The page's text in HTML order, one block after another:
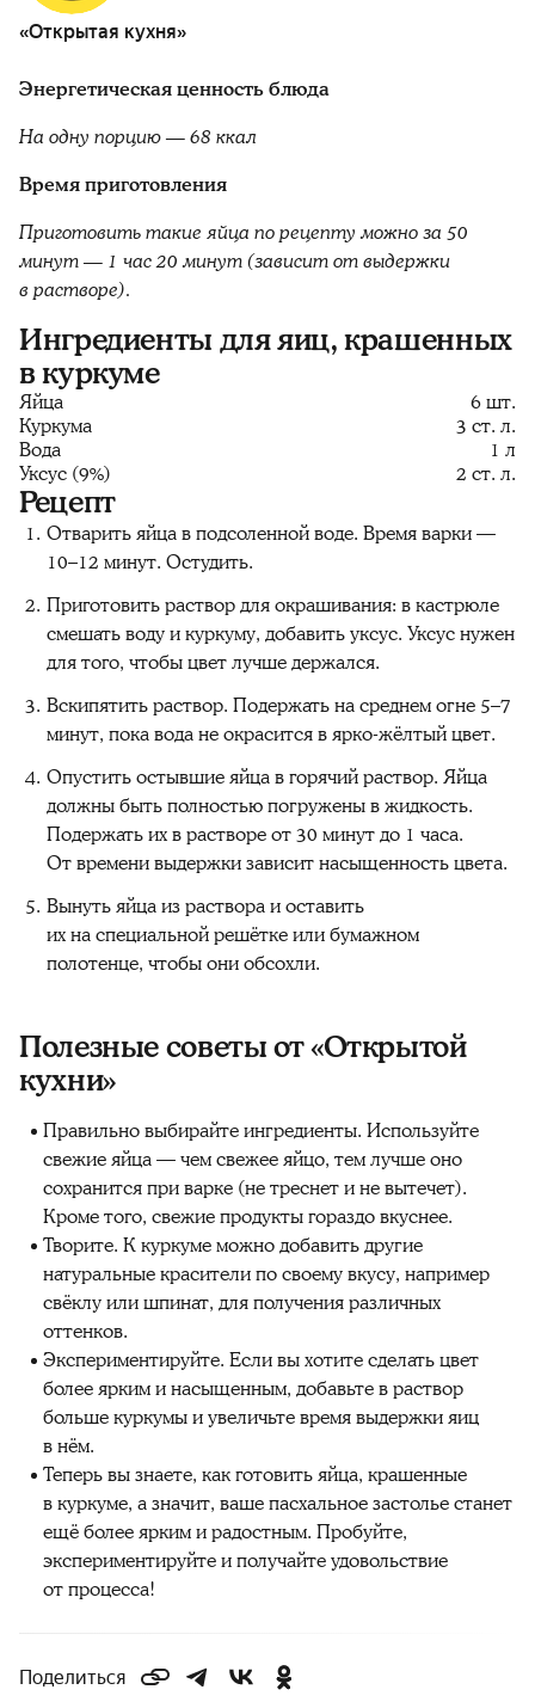
«Открытая кухня»
Энергетическая ценность блюда
На одну порцию — 68 ккал
Время приготовления
Приготовить такие яйца по рецепту можно за 50
минут — 1 час 20 минут (зависит от выдержки
в растворе).
Ингредиенты для яиц, крашенных
в куркуме
Яйца
6 шт.
Куркума
3 ст. л.
Вода
1 л
Уксус (9%)
2 ст. л.
Рецепт
Отварить яйца в подсоленной воде. Время варки —
10–12 минут. Остудить.
Приготовить раствор для окрашивания: в кастрюле
смешать воду и куркуму, добавить уксус. Уксус нужен
для того, чтобы цвет лучше держался.
Вскипятить раствор. Подержать на среднем огне 5–7
минут, пока вода не окрасится в ярко-жёлтый цвет.
Опустить остывшие яйца в горячий раствор. Яйца
должны быть полностью погружены в жидкость.
Подержать их в растворе от 30 минут до 1 часа.
От времени выдержки зависит насыщенность цвета.
Вынуть яйца из раствора и оставить
их на специальной решётке или бумажном
полотенце, чтобы они обсохли.
Полезные советы от «Открытой
кухни»
Правильно выбирайте ингредиенты. Используйте
свежие яйца — чем свежее яйцо, тем лучше оно
сохранится при варке (не треснет и не вытечет).
Кроме того, свежие продукты гораздо вкуснее.
Творите. К куркуме можно добавить другие
натуральные красители по своему вкусу, например
свёклу или шпинат, для получения различных
оттенков.
Экспериментируйте. Если вы хотите сделать цвет
более ярким и насыщенным, добавьте в раствор
больше куркумы и увеличьте время выдержки яиц
в нём.
Теперь вы знаете, как готовить яйца, крашенные
в куркуме, а значит, ваше пасхальное застолье станет
ещё более ярким и радостным. Пробуйте,
экспериментируйте и получайте удовольствие
от процесса!
Поделиться